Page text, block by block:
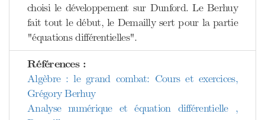
choisi le développement sur Dunford. Le Berhuy
fait tout le début, le Demailly sert pour la partie
"équations différentielles".
Références :
Algèbre : le grand combat: Cours et exercices,
Grégory Berhuy
Analyse numérique et équation différentielle ,